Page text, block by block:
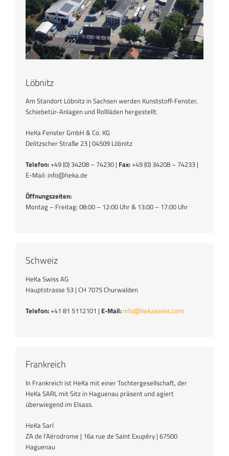
Löbnitz
Am Standort Löbnitz in Sachsen werden Kunststoff-Fenster,
Schiebetür-Anlagen und Rollläden hergestellt.
HeKa Fenster GmbH & Co. KG
Delitzscher Straße 23 | 04509 Löbnitz
Telefon:+49 (0) 34208 – 74230 | Fax:+49 (0) 34208 – 74233 |
E-Mail: info@heka.de
Öffnungszeiten:
Montag – Freitag: 08:00 – 12:00 Uhr & 13:00 – 17:00 Uhr
Schweiz
HeKa Swiss AG
Hauptstrasse 53 | CH 7075 Churwalden
Telefon:+41 81 5112101 | E-Mail: info@hekaswiss.com
Frankreich
In Frankreich ist HeKa mit einer Tochtergesellschaft, der
HeKa SARL mit Sitz in Haguenau präsent und agiert
überwiegend im Elsass.
HeKa Sarl
ZA de l’Aérodrome | 16a rue de Saint Exupéry | 67500
Haguenau